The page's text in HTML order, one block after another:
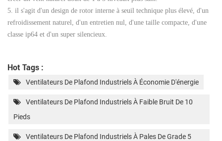
5. il s'agit d'un design de rotor interne à seuil technique plus élevé, d'un
refroidissement naturel, d'un entretien nul, d'une taille compacte, d'une
classe ip64 et d'un super silencieux.
Hot Tags :
Ventilateurs De Plafond Industriels À Économie D'énergie
Ventilateurs De Plafond Industriels À Faible Bruit De 10
Pieds
Ventilateurs De Plafond Industriels À Pales De Grade 5